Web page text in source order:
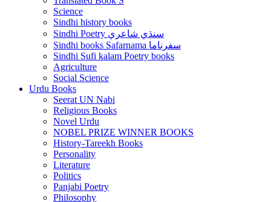
Science
Sindhi history books
Sindhi Poetry سنڌي شاعري
Sindhi books Safarnama سفرناما
Sindhi Sufi kalam Poetry books
Agriculture
Social Science
Urdu Books
Seerat UN Nabi
Religious Books
Novel Urdu
NOBEL PRIZE WINNER BOOKS
History-Tareekh Books
Personality
Literature
Politics
Panjabi Poetry
Philosophy